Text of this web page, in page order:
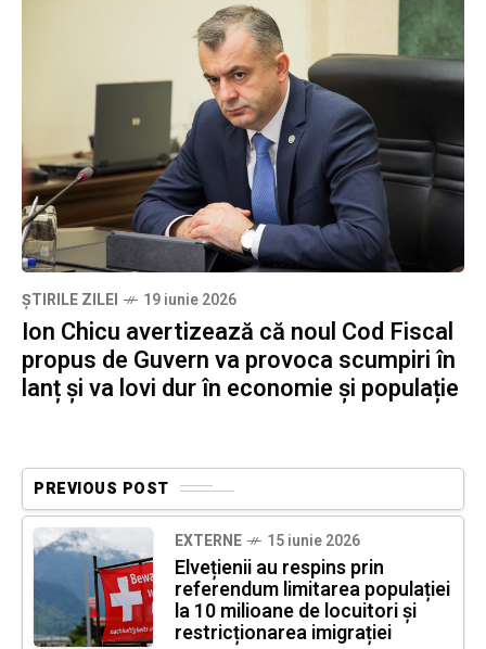
ȘTIRILE ZILEI 19 iunie 2026
Ion Chicu avertizează că noul Cod Fiscal
propus de Guvern va provoca scumpiri în
lanț și va lovi dur în economie și populație
PREVIOUS POST
EXTERNE 15 iunie 2026
Elvețienii au respins prin
referendum limitarea populației
la 10 milioane de locuitori și
restricționarea imigrației